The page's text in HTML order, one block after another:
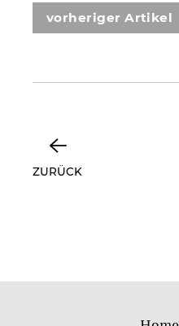
vorheriger Artikel
ZURÜCK